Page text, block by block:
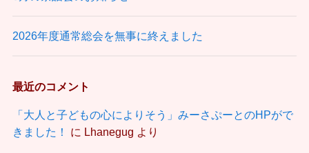
2026年度通常総会を無事に終えました
最近のコメント
「大人と子どもの心によりそう」みーさぷーとのHPがで
きました！
に Lhanegug より